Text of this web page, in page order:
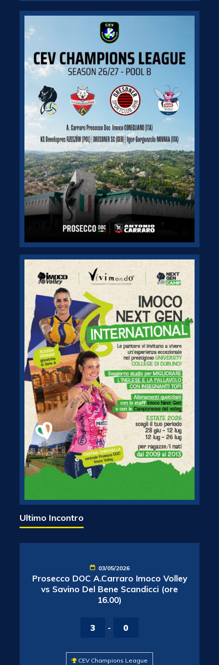
Ultimo Incontro
03/05/2026
Prosecco DOC A.Carraro Imoco Volley
vs Savino Del Bene Scandicci (ore
16.00)
3 - 0
CEV Champions League